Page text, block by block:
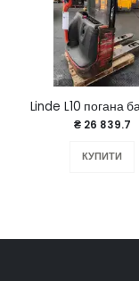
Linde L10 погана
₴ 26 839.7
КУПИТИ